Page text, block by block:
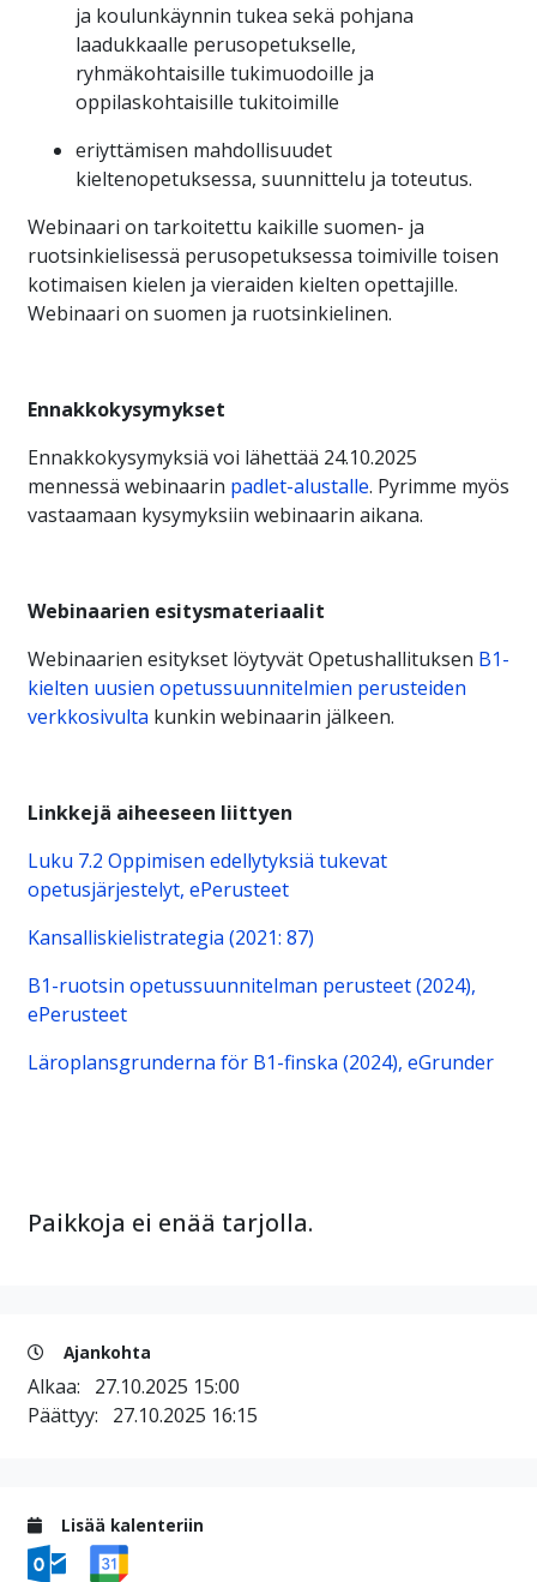
ja koulunkäynnin tukea sekä pohjana
laadukkaalle perusopetukselle,
ryhmäkohtaisille tukimuodoille ja
oppilaskohtaisille tukitoimille
eriyttämisen mahdollisuudet
kieltenopetuksessa, suunnittelu ja toteutus.
Webinaari on tarkoitettu kaikille suomen- ja
ruotsinkielisessä perusopetuksessa toimiville toisen
kotimaisen kielen ja vieraiden kielten opettajille.
Webinaari on suomen ja ruotsinkielinen.
Ennakkokysymykset
Ennakkokysymyksiä voi lähettää 24.10.2025
mennessä webinaarin padlet-alustalle. Pyrimme myös
vastaamaan kysymyksiin webinaarin aikana.
Webinaarien esitysmateriaalit
Webinaarien esitykset löytyvät Opetushallituksen B1-
kielten uusien opetussuunnitelmien perusteiden
verkkosivulta kunkin webinaarin jälkeen.
Linkkejä aiheeseen liittyen
Luku 7.2 Oppimisen edellytyksiä tukevat
opetusjärjestelyt, ePerusteet
Kansalliskielistrategia (2021: 87)
B1-ruotsin opetussuunnitelman perusteet (2024),
ePerusteet
Läroplansgrunderna för B1-finska (2024), eGrunder
Paikkoja ei enää tarjolla.
Ajankohta
Alkaa: 27.10.2025 15:00
Päättyy: 27.10.2025 16:15
Lisää kalenteriin